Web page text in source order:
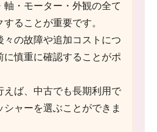
・モーター・外観の全て
ることが重要です。
々の故障や追加コストにつ
に慎重に確認することがポ
えば、中古でも長期利用で
ャーを選ぶことができま